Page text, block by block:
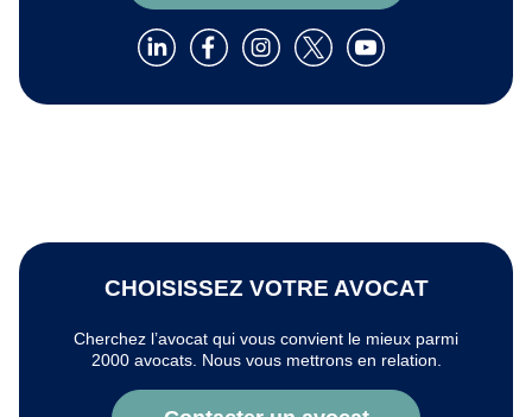
CHOISISSEZ VOTRE AVOCAT
Cherchez l’avocat qui vous convient le mieux parmi
2000 avocats. Nous vous mettrons en relation.